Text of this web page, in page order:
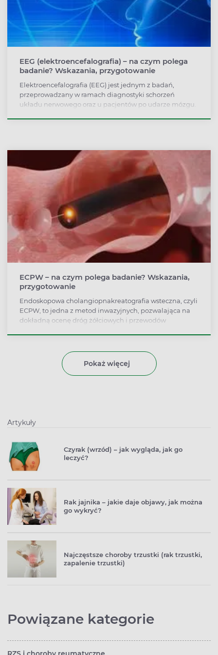
EEG (elektroencefalografia) – na czym polega
badanie? Wskazania, przygotowanie
Elektroencefalografia (EEG) jest jednym z badań,
przeprowadzany w ramach diagnostyki schorzeń
układu nerwowego oraz u pacjentów po udarze mózgu.
ECPW – na czym polega badanie? Wskazania,
przygotowanie
Endoskopowa cholangiopnakreatografia wsteczna, czyli
ECPW, to jedna z metod inwazyjnych, pozwalająca na
dokładną ocenę dróg żółciowych i przewodów
analizie badań wstępnych. Ten rodzaj diagnostyki lekarz
zaleca w kilku szczególnych przypadkach, m.in. przy
podejrzeniu zmian nowotworowych.
Pokaż więcej
Artykuły
Czyrak (wrzód) – jak wygląda, jak go
leczyć?
Rak jajnika – jakie daje objawy, jak można
go wykryć?
Najczęstsze choroby trzustki (rak trzustki,
zapalenie trzustki)
Powiązane kategorie